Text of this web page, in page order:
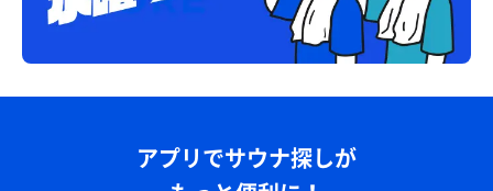
アプリでサウナ探しが